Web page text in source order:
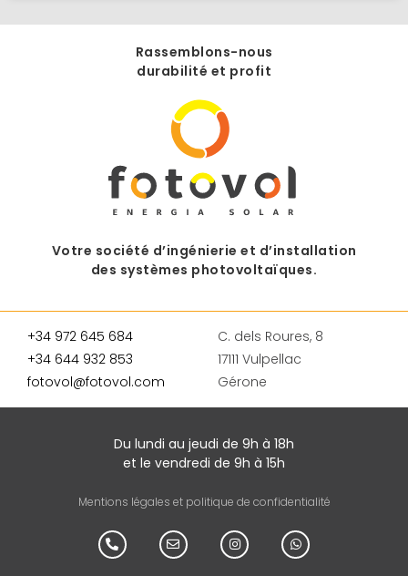
Rassemblons-nous
durabilité et profit
Votre société d’ingénierie et d’installation
des systèmes photovoltaïques.
+34 972 645 684
+34 644 932 853
fotovol@fotovol.com
C. dels Roures, 8
17111 Vulpellac
Gérone
Du lundi au jeudi de 9h à 18h
et le vendredi de 9h à 15h
Mentions légales et politique de confidentialité